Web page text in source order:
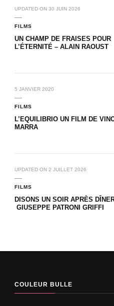
UPDATED ON 30 JUIN 2026
FILMS
UN CHAMP DE FRAISES POUR
L’ÉTERNITÉ – ALAIN RAOUST
5 JANVIER 2020
FILMS
L’EQUILIBRIO UN FILM DE
MARRA
UPDATED ON 2 JUILLET 2026
FILMS
DISONS UN SOIR APRÈS
GIUSEPPE PATRONI GRIFFI
COULEUR BULLE